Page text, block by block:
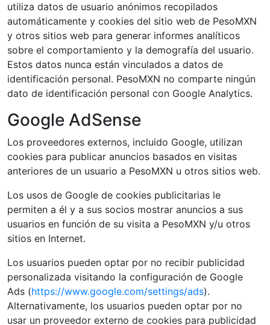
utiliza datos de usuario anónimos recopilados
automáticamente y cookies del sitio web de PesoMXN
y otros sitios web para generar informes analíticos
sobre el comportamiento y la demografía del usuario.
Estos datos nunca están vinculados a datos de
identificación personal. PesoMXN no comparte ningún
dato de identificación personal con Google Analytics.
Google AdSense
Los proveedores externos, incluido Google, utilizan
cookies para publicar anuncios basados en visitas
anteriores de un usuario a PesoMXN u otros sitios web.
Los usos de Google de cookies publicitarias le
permiten a él y a sus socios mostrar anuncios a sus
usuarios en función de su visita a PesoMXN y/u otros
sitios en Internet.
Los usuarios pueden optar por no recibir publicidad
personalizada visitando la configuración de Google
Ads (https://www.google.com/settings/ads).
Alternativamente, los usuarios pueden optar por no
usar un proveedor externo de cookies para publicidad